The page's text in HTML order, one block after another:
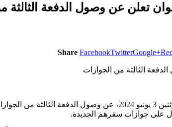
تعلن عن وصول الدفعة الثالثة
Share FacebookTwitterGoogle+
الثالثة من الجوازات
أعلنت القنصلية العامة لجمهورية السودان بأسوان، اليوم
على جوازات سفرهم الجديدة.